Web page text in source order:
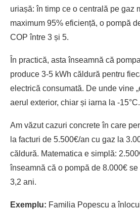
uriașă: în timp ce o centrală pe gaz
maximum 95% eficiență, o pompă
COP între 3 și 5.
În practică, asta înseamnă că
produce 3-5 kWh căldură pentru
electrică consumată. De unde vine
aerul exterior, chiar și iarna la -15°C.
Am văzut cazuri concrete în care
la facturi de 5.500€/an cu gaz la
căldură. Matematica e simplă:
înseamnă că o pompă de 8.000€
3,2 ani.
Exemplu: Familia Popescu a